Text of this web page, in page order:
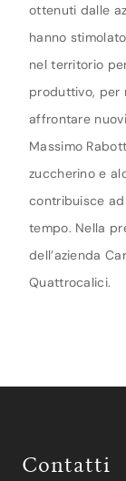
ottenuti dalle
hanno
nel territorio
produttivo, per
affrontare
Massimo
zuccherino e
contribuisce
tempo. Nella
dell’azienda
Quattrocalici.
Contatti